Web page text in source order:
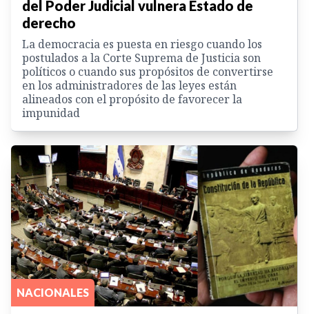
del Poder Judicial vulnera Estado de
derecho
La democracia es puesta en riesgo cuando los
postulados a la Corte Suprema de Justicia son
políticos o cuando sus propósitos de convertirse
en los administradores de las leyes están
alineados con el propósito de favorecer la
impunidad
NACIONALES